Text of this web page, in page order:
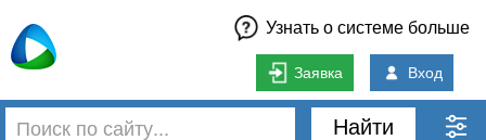
Узнать о системе больше
Заявка Вход
Найти